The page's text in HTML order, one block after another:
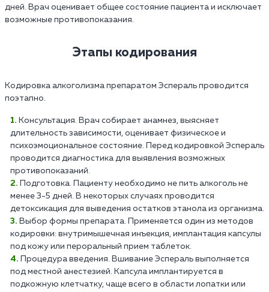
дней. Врач оценивает общее состояние пациента и исключает
возможные противопоказания.
Этапы кодирования
Кодировка алкоголизма препаратом Эспераль проводится
поэтапно.
Консультация. Врач собирает анамнез, выясняет
длительность зависимости, оценивает физическое и
психоэмоциональное состояние. Перед кодировкой Эспераль
проводится диагностика для выявления возможных
противопоказаний.
Подготовка. Пациенту необходимо не пить алкоголь не
менее 3-5 дней. В некоторых случаях проводится
детоксикация для выведения остатков этанола из организма.
Выбор формы препарата. Применяется один из методов
кодировки: внутримышечная инъекция, имплантация капсулы
под кожу или пероральный прием таблеток.
Процедура введения. Вшивание Эспераль выполняется
под местной анестезией. Капсула имплантируется в
подкожную клетчатку, чаще всего в области лопатки или